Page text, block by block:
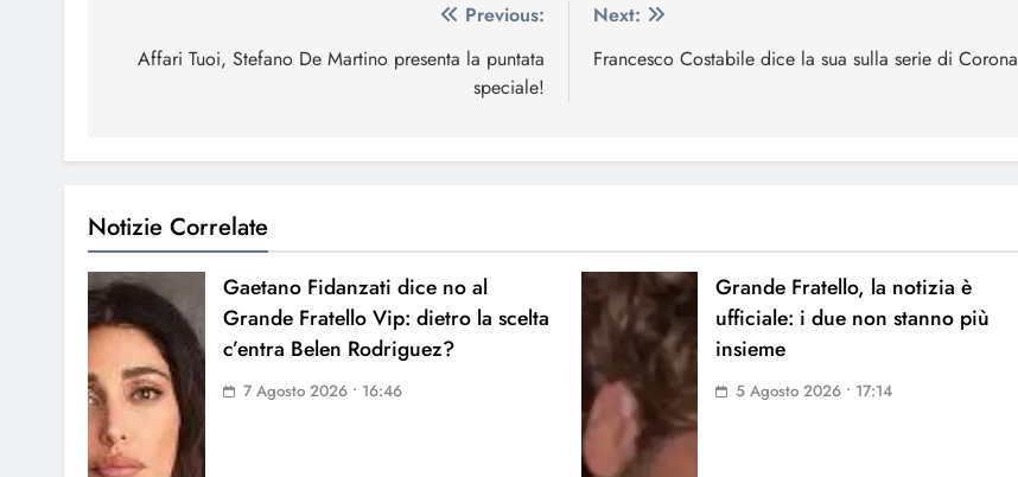
articoli
Previous:
Affari Tuoi, Stefano De Martino presenta la puntata
speciale!
Next:
Francesco Costabile dice la sua sulla serie di Corona
Notizie Correlate
Gaetano Fidanzati dice no al
Grande Fratello Vip: dietro la scelta
c’entra Belen Rodriguez?
7 Agosto 2026 • 16:46
Grande Fratello, la notizia è
ufficiale: i due non stanno più
insieme
5 Agosto 2026 • 17:14